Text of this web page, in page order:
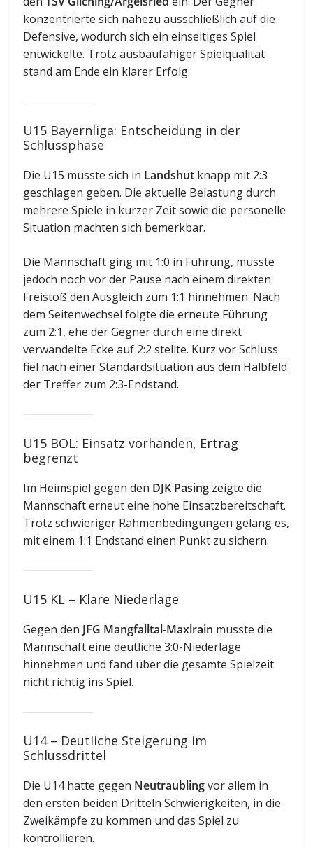
konzentrierte sich nahezu ausschließlich auf die
Defensive, wodurch sich ein einseitiges Spiel
entwickelte. Trotz ausbaufähiger Spielqualität
stand am Ende ein klarer Erfolg.
U15 Bayernliga: Entscheidung in der
Schlussphase
Die U15 musste sich in Landshut knapp mit 2:3
geschlagen geben. Die aktuelle Belastung durch
mehrere Spiele in kurzer Zeit sowie die personelle
Situation machten sich bemerkbar.
Die Mannschaft ging mit 1:0 in Führung, musste
jedoch noch vor der Pause nach einem direkten
Freistoß den Ausgleich zum 1:1 hinnehmen. Nach
dem Seitenwechsel folgte die erneute Führung
zum 2:1, ehe der Gegner durch eine direkt
verwandelte Ecke auf 2:2 stellte. Kurz vor Schluss
fiel nach einer Standardsituation aus dem Halbfeld
der Treffer zum 2:3-Endstand.
U15 BOL: Einsatz vorhanden, Ertrag
begrenzt
Im Heimspiel gegen den DJK Pasing zeigte die
Mannschaft erneut eine hohe Einsatzbereitschaft.
Trotz schwieriger Rahmenbedingungen gelang es,
mit einem 1:1 Endstand einen Punkt zu sichern.
U15 KL – Klare Niederlage
Gegen den JFG Mangfalltal-Maxlrain musste die
Mannschaft eine deutliche 3:0-Niederlage
hinnehmen und fand über die gesamte Spielzeit
nicht richtig ins Spiel.
U14 – Deutliche Steigerung im
Schlussdrittel
Die U14 hatte gegen Neutraublingvor allem in
den ersten beiden Dritteln Schwierigkeiten, in die
Zweikämpfe zu kommen und das Spiel zu
kontrollieren.